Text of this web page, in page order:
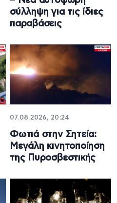
σύλληψη για τις ίδιες
παραβάσεις
07.08.2026, 20:24
Φωτιά στην Σητεία:
Μεγάλη κινητοποίηση
της Πυροσβεστικής